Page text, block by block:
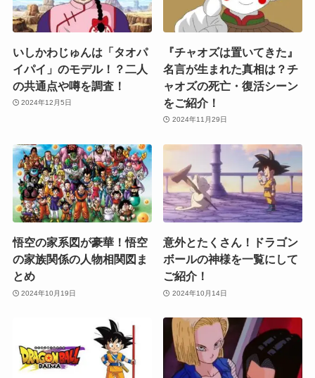
いしかわじゅんは「タオパ
イパイ」のモデル！？二人
の共通点や噂を調査！
2024年12月5日
『チャオズは置いてきた』
名言が生まれた真相は？チ
ャオズの死亡・復活シーン
をご紹介！
2024年11月29日
悟空の家系図が豪華！悟空
の家族関係の人物相関図ま
とめ
2024年10月19日
意外とたくさん！ドラゴン
ボールの神様を一覧にして
ご紹介！
2024年10月14日